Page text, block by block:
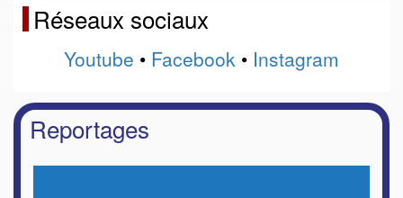
Réseaux sociaux
Youtube • Facebook • Instagram
Reportages